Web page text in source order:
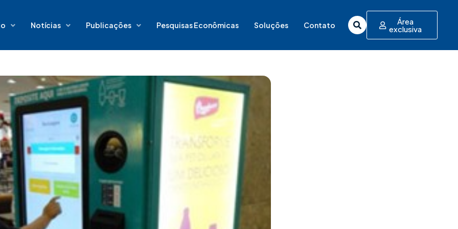
Notícias Publicações Pesquisas Econômicas Soluções Contato Área
exclusiva